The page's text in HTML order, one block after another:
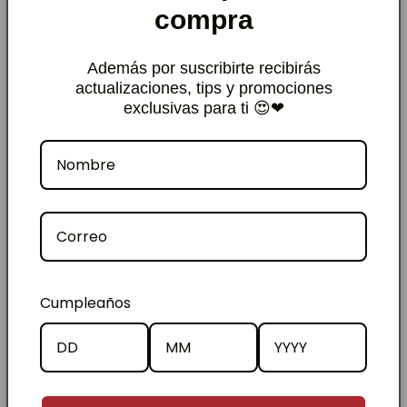
pensando mucho sobre cómo nos mostramos y
compra
Además por suscribirte recibirás
actualizaciones, tips y promociones
exclusivas para ti 😍❤
Cumpleaños